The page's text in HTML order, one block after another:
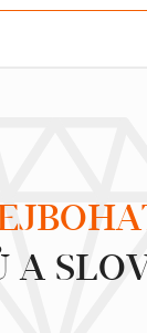
A